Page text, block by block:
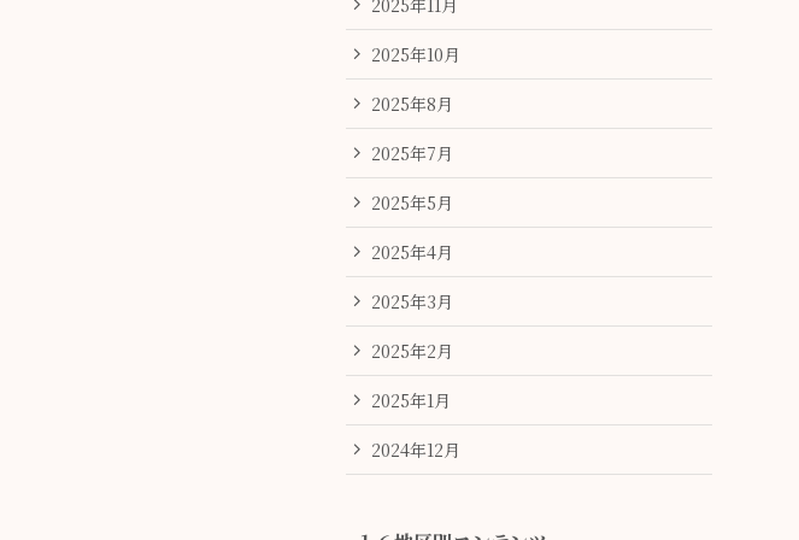
2025年10月
2025年8月
2025年7月
2025年5月
2025年4月
2025年3月
2025年2月
2025年1月
2024年12月